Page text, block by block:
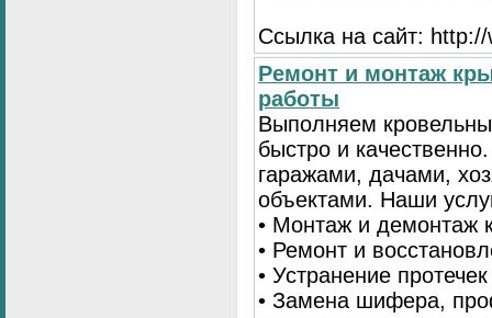
Ссылка на сайт:
Ремонт и монтаж
работы
Выполняем
быстро и
гаражами, дачами,
объектами. Наши
• Монтаж и демонтаж
• Ремонт и
• Устранение протечек
• Замена шифера,